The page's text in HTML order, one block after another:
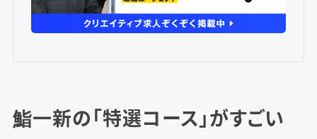
鮨一新の「特選コース」がすごい